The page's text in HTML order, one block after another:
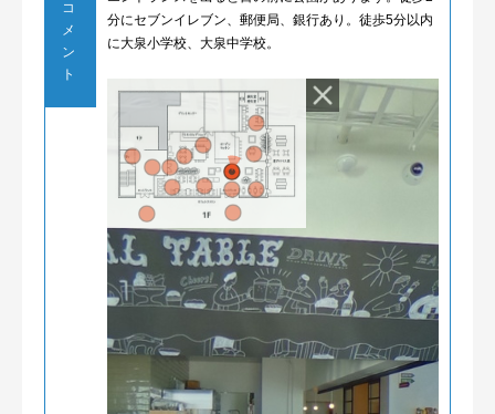
コ
メ
ン
ト
分にセブンイレブン、郵便局、銀行あり。徒歩5分以内
に大泉小学校、大泉中学校。